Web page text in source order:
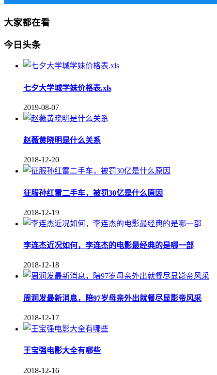
大家都在看
今日头条
七夕大学城学妹价格表.xls
2019-08-07
赵薇黄晓明是什么关系
2018-12-20
征服孙红雷二手车，被罚30亿是什么原因
2018-12-19
李连杰近况如何，李连杰的电影最经典的是哪一部
2018-12-18
周润发最新消息，陪97岁母亲外出就餐尽显影帝风采
2018-12-17
王宝强电影大全有哪些
2018-12-16